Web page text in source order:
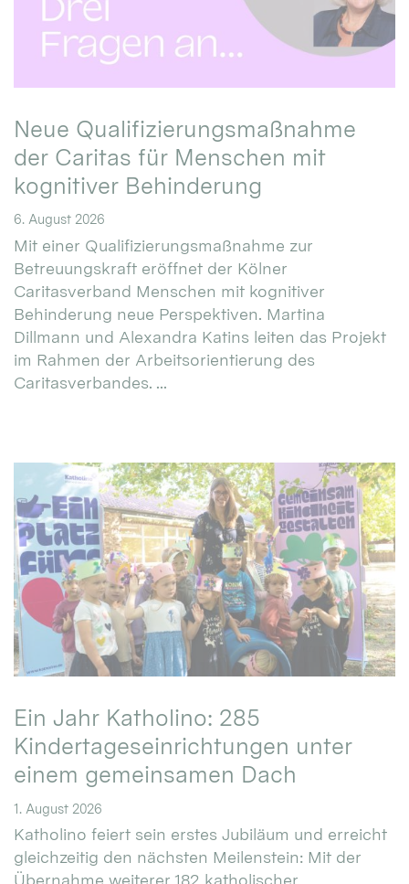
Neue Qualifizierungsmaßnahme
der Caritas für Menschen mit
kognitiver Behinderung
6. August 2026
Mit einer Qualifizierungsmaßnahme zur
Betreuungskraft eröffnet der Kölner
Caritasverband Menschen mit kognitiver
Behinderung neue Perspektiven. Martina
Dillmann und Alexandra Katins leiten das Projekt
im Rahmen der Arbeitsorientierung des
Caritasverbandes. ...
Ein Jahr Katholino: 285
Kindertageseinrichtungen unter
einem gemeinsamen Dach
1. August 2026
Katholino feiert sein erstes Jubiläum und erreicht
gleichzeitig den nächsten Meilenstein: Mit der
Übernahme weiterer 182 katholischer